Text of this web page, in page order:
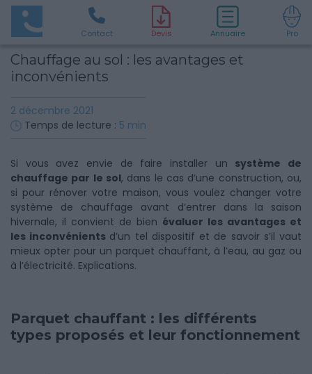
Contact Devis Annuaire Pro
Chauffage au sol : les avantages et
inconvénients
2 décembre 2021
Temps de lecture : 5 min
Si vous avez envie de faire installer un système de
chauffage par le sol, dans le cas d’une construction, ou,
si pour rénover votre maison, vous voulez changer votre
système de chauffage avant d’entrer dans la saison
hivernale, il convient de bien évaluer les avantages et
les inconvénients d’un tel dispositif et de savoir s’il vaut
mieux opter pour un parquet chauffant, à l’eau, au gaz ou
à l’électricité. Explications.
Parquet chauffant : les différents
types proposés et leur fonctionnement